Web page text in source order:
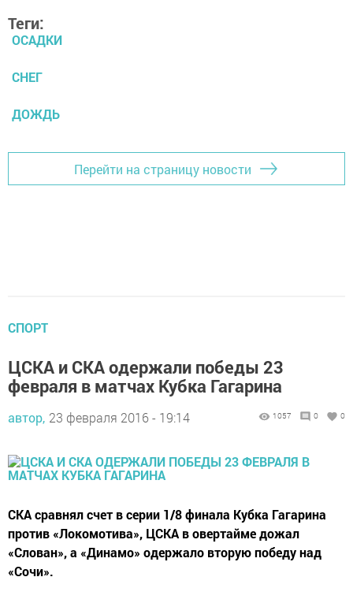
Теги:
ОСАДКИ
СНЕГ
ДОЖДЬ
Перейти на страницу новости
СПОРТ
ЦСКА и СКА одержали победы 23
февраля в матчах Кубка Гагарина
автор, 23 февраля 2016 - 19:14 1057 0 0
СКА сравнял счет в серии 1/8 финала Кубка Гагарина
против «Локомотива», ЦСКА в овертайме дожал
«Слован», а «Динамо» одержало вторую победу над
«Сочи».